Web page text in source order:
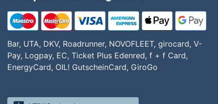
Bar, UTA, DKV, Roadrunner, NOVOFLEET, girocard, V-
Pay, Logpay, EC, Ticket Plus Edenred, f + f Card,
EnergyCard, OIL! GutscheinCard, GiroGo